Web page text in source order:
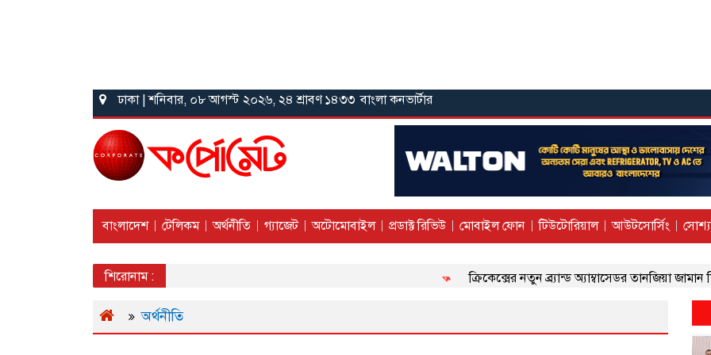
ঢাকা | শনিবার, ০৮ আগস্ট ২০২৬, ২৪ শ্রাবণ ১৪৩৩ বাংলা কনভার্টার
বাংলাদেশ টেলিকম অর্থনীতি গ্যাজেট অটোমোবাইল প্রডাক্ট রিভিউ মোবাইল ফোন টিউটোরিয়াল আউটসোর্সিং
শিরোনাম : ক্রিকেক্সের নতুন ব্র্যান্ড অ্যাম্বাসেডর তানজিয়া জামান মিথিলা
অর্থনীতি